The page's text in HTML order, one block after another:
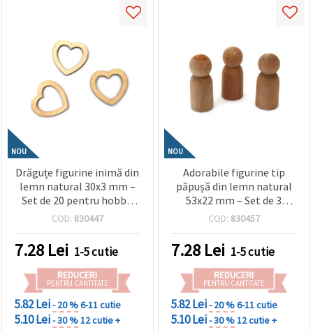
NOU
Drăguțe figurine inimă din
lemn natural 30x3 mm –
Set de 20 pentru hobby,
craft, DIY și decorațiuni
COD: 830447
7.28 Lei 1-5 cutie
REDUCERI
PENTRU CANTITATE
5.82 Lei- 20 %6-11 cutie
5.10 Lei- 30 %12 cutie +
NOU
Adorabile figurine tip
păpușă din lemn natural
53x22 mm – Set de 3
pentru pictat, jucării DIY și
COD: 830457
7.28 Lei 1-5 cutie
REDUCERI
PENTRU CANTITATE
5.82 Lei- 20 %6-11 cutie
5.10 Lei- 30 %12 cutie +